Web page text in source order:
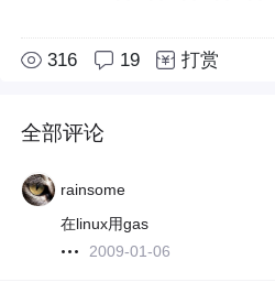
316 19 打赏
全部评论
rainsome
在linux用gas
2009-01-06